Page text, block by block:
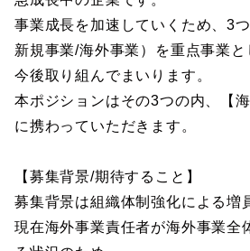
事業成長を加速していくため、3
新規事業/海外事業）を重点事業と
今後取り組んでまいります。
本ポジションはその3つの内、【海
に携わっていただきます。
【募集背景/期待すること】
募集背景は組織体制強化による増
現在海外事業責任者が海外事業全